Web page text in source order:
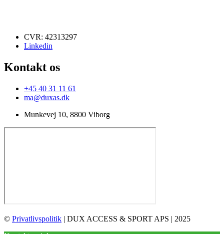
CVR: 42313297
Linkedin
Kontakt os
+45 40 31 11 61
ma@duxas.dk
Munkevej 10, 8800 Viborg
© Privatlivspolitik | DUX ACCESS & SPORT APS | 2025